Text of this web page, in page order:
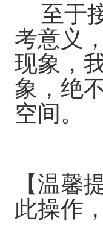
至于
考意义
现象，
象，绝
空间。
【温馨
此操作